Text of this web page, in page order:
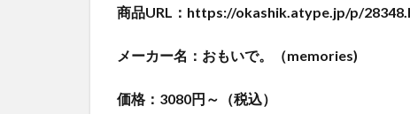
商品URL：https://okashik.atype.jp/p/
メーカー名：おもいで。（memories)
価格：3080円～（税込）